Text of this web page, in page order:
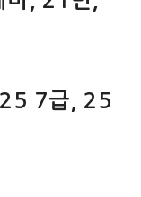
7급, 25